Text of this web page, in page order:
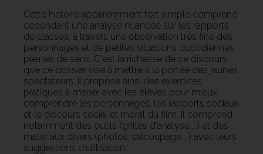
Cette histoire apparemment fort simple comprend
cependant une analyse nuancée sur les rapports
de classes, à travers une observation très fine des
personnages et de petites situations quotidiennes
pleines de sens. C'est la richesse de ce discours
que ce dossier vise à mettre à la portée des jeunes
spectateurs. Il propose ainsi des exercices
pratiques à mener avec les élèves pour mieux
comprendre les personnages, les rapports sociaux
et le discours social et moral du film. Il comprend
notamment des outils (grilles d'analyse... ) et des
matériaux divers (photos, découpage... ) avec leurs
suggestions d'utilisation.